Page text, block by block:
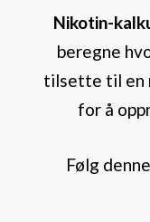
Nikotin-
beregne
tilsette til en
for å
Følg